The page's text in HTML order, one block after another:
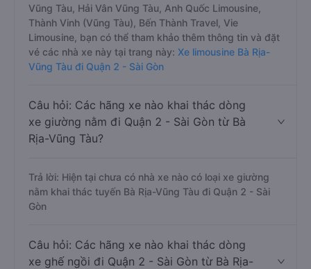
Vũng Tàu, Hải Vân Vũng Tàu, Anh Quốc Limousine,
Thành Vinh (Vũng Tàu), Bến Thành Travel, Vie
Limousine, bạn có thể tham khảo thêm thông tin và đặt
vé các nhà xe này tại trang này: Xe limousine Bà Rịa-
Vũng Tàu đi Quận 2 - Sài Gòn
Câu hỏi: Các hãng xe nào khai thác dòng
xe giường nằm đi Quận 2 - Sài Gòn từ Bà
Rịa-Vũng Tàu?
Trả lời: Hiện tại chưa có nhà xe nào có loại xe giường
nằm khai thác tuyến Bà Rịa-Vũng Tàu đi Quận 2 - Sài
Gòn
Câu hỏi: Các hãng xe nào khai thác dòng
xe ghế ngồi đi Quận 2 - Sài Gòn từ Bà Rịa-